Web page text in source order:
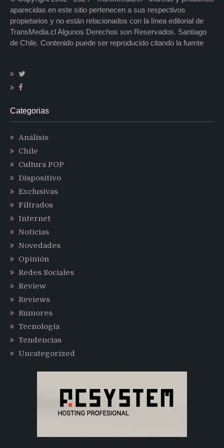
aparecidas en este sitio pertenecen a sus respectivos
propietarios y no están relacionados con la línea editorial de
TransMedia.cl Algunos Derechos son Reservados. Santiago
de Chile. Contenido puede ser reproducido citando la fuente
Categorias
Análisis
Chile
Cultura POP
Dispositivo
Exclusivas
Filtrados
Internet
Noticias
Novedades
Opinión
Redes Sociales
Review
Reviews
Rumores
Tecnología
Tendencias
Uncategorized